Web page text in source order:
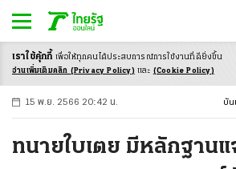
-ก ก ก+
15 พ.ย. 2566 20:42 น. บัน
ทนายใบเตย มีหลักฐานแ
เราใช้คุ้กกี้ เพื่อให้ทุกคนได้ประสบการณ์การใช้งานที่ดียิ่งขึ้น
อ่านเพิ่มเติมคลิก (Privacy Policy) และ (Cookie Policy)